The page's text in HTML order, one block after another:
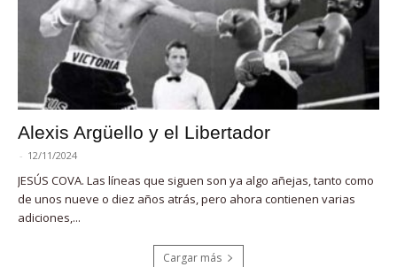
Alexis Argüello y el Libertador
- 12/11/2024
JESÚS COVA. Las líneas que siguen son ya algo añejas, tanto como
de unos nueve o diez años atrás, pero ahora contienen varias
adiciones,...
Cargar más